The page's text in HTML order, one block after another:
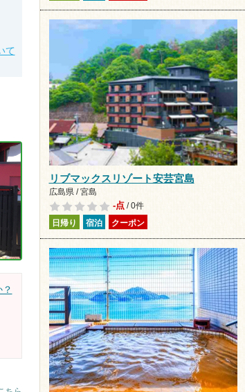
て
リブマックスリゾート安芸宮島
広島県 / 宮島
-点/ 0件
日帰り 宿泊 クーポン